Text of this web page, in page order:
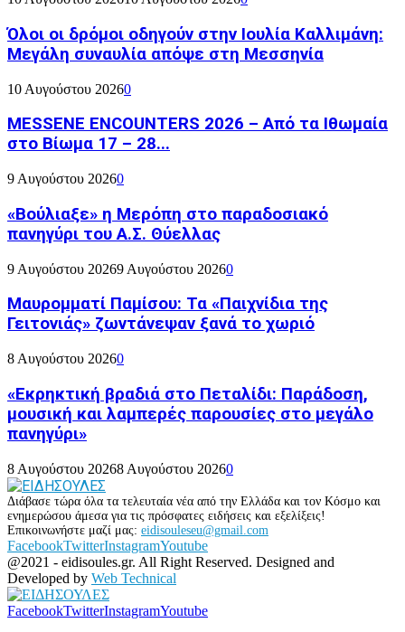
Όλοι οι δρόμοι οδηγούν στην Ιουλία Καλλιμάνη:
Μεγάλη συναυλία απόψε στη Μεσσηνία
10 Αυγούστου 20260
MESSENE ENCOUNTERS 2026 – Από τα Ιθωμαία
στο Βίωμα 17 – 28...
9 Αυγούστου 20260
«Βούλιαξε» η Μερόπη στο παραδοσιακό
πανηγύρι του Α.Σ. Θύελλας
9 Αυγούστου 20269 Αυγούστου 20260
Μαυρομματί Παμίσου: Τα «Παιχνίδια της
Γειτονιάς» ζωντάνεψαν ξανά το χωριό
8 Αυγούστου 20260
«Εκρηκτική βραδιά στο Πεταλίδι: Παράδοση,
μουσική και λαμπερές παρουσίες στο μεγάλο
πανηγύρι»
8 Αυγούστου 20268 Αυγούστου 20260
Διάβασε τώρα όλα τα τελευταία νέα από την Ελλάδα και τον Κόσμο και
ενημερώσου άμεσα για τις πρόσφατες ειδήσεις και εξελίξεις!
Επικοινωνήστε μαζί μας: eidisouleseu@gmail.com
FacebookTwitterInstagramYoutube
@2021 - eidisoules.gr. All Right Reserved. Designed and
Developed by Web Technical
FacebookTwitterInstagramYoutube